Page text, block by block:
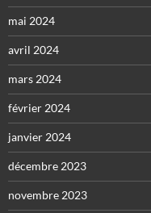
mai 2024
avril 2024
mars 2024
février 2024
janvier 2024
décembre 2023
novembre 2023